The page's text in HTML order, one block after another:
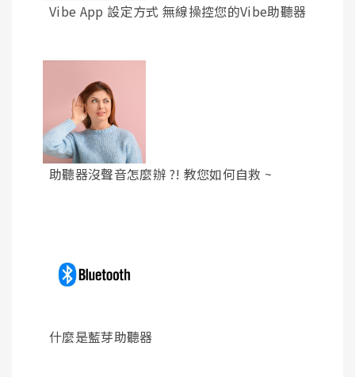
Vibe App 設定方式 無線操控您的Vibe助聽器
助聽器沒聲音怎麼辦 ?! 教您如何自救 ~
什麼是藍芽助聽器